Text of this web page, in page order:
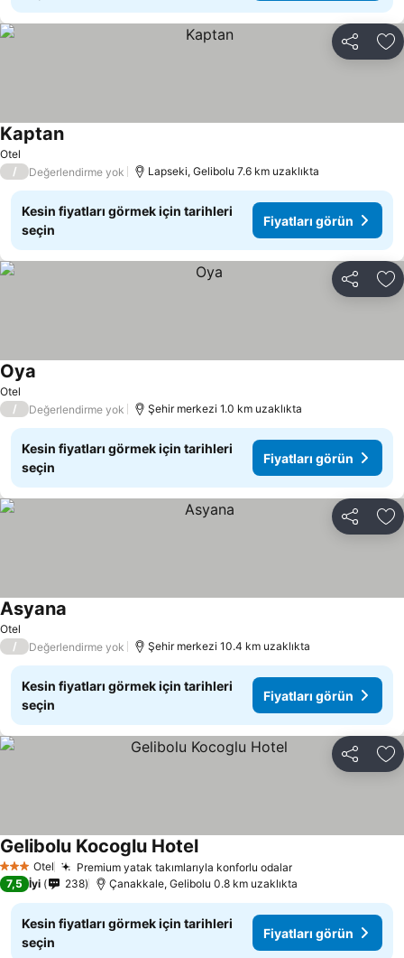
Paylaş
Otel
Kaptan
/ Değerlendirme yok Lapseki, Gelibolu 7.6 km uzaklıkta
Kesin fiyatları görmek için tarihleri
seçin
Fiyatları görün
Paylaş
Otel
Oya
/ Değerlendirme yok Şehir merkezi 1.0 km uzaklıkta
Kesin fiyatları görmek için tarihleri
seçin
Fiyatları görün
Paylaş
Otel
Asyana
/ Değerlendirme yok Şehir merkezi 10.4 km uzaklıkta
Kesin fiyatları görmek için tarihleri
seçin
Fiyatları görün
Paylaş
3 YıldızOtel Premium yatak takımlarıyla konforlu odalar
Gelibolu Kocoglu Hotel
7,5 İyi 238 Çanakkale, Gelibolu 0.8 km uzaklıkta
Kesin fiyatları görmek için tarihleri
seçin
Fiyatları görün